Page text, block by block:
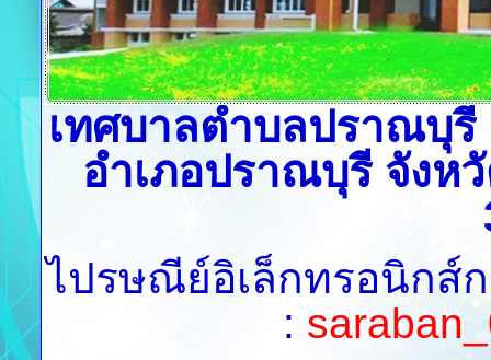
เทศบาลตำบลปราณบุ
อำเภอปราณบุรี จังห
ไปรษณีย์อิเล็กทรอนิกส์
: